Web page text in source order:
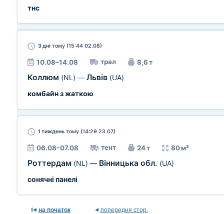
тнс
3 дні тому (15:44 02.08)
10.08–14.08 трал 8,6 т
Коллюм (NL) — Львів (UA)
комбайн з жаткою
1 тиждень тому (14:29 23.07)
06.08–07.08 тент 24 т 80 м³
Роттердам (NL) — Вінницька обл. (UA)
сонячні панелі
на початок попередня стор.